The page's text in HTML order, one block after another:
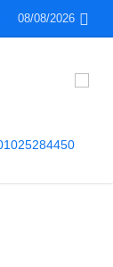
08/08/2026